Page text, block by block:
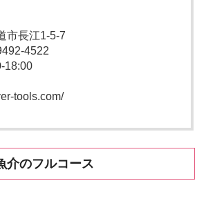
市長江1-5-7
4522
18:00
tools.com/
介のフルコース